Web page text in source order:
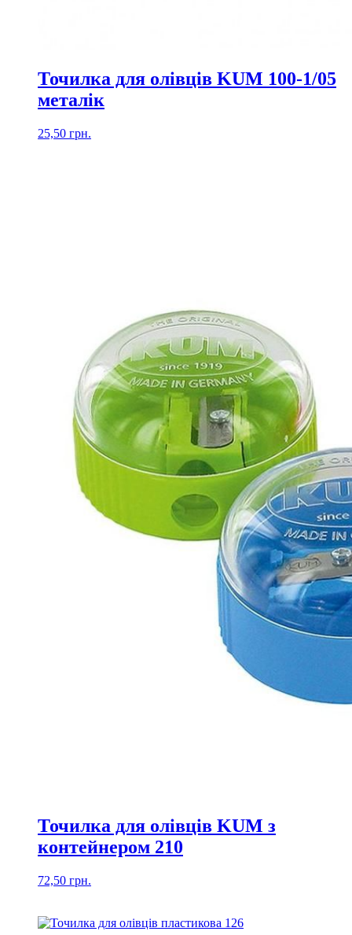
Точилка для олівців KUM 100-1/05
металік
25,50 грн.
Точилка для олівців KUM з
контейнером 210
72,50 грн.